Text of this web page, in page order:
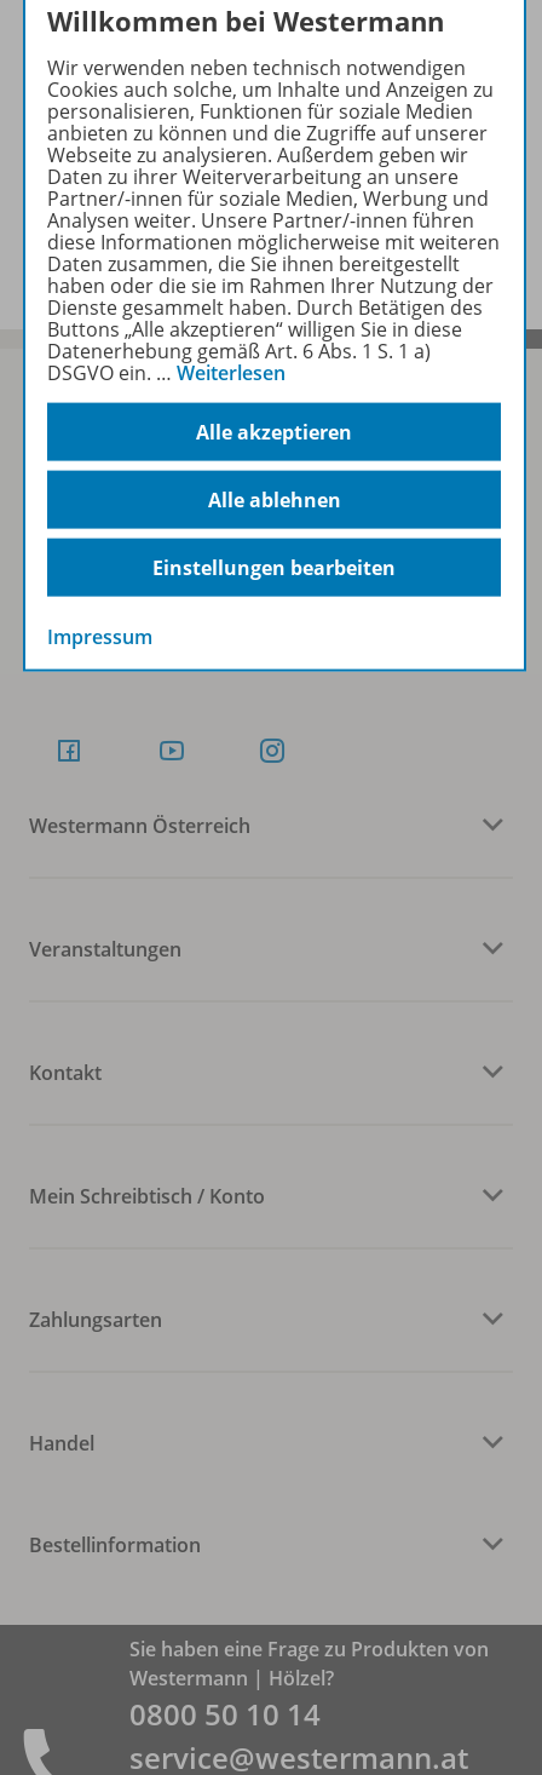
Produktinformationen
Beschreibung
Zugehörige Produkte
Zum Newsletter anmelden
Folgen Sie uns auf Social Media
Westermann Österreich
Veranstaltungen
Kontakt
Mein Schreibtisch / Konto
Zahlungsarten
Handel
Bestellinformation
Sie haben eine Frage zu Produkten von
Westermann | Hölzel?
0800 50 10 14
service@westermann.at
Willkommen bei Westermann
Wir verwenden neben technisch notwendigen
Cookies auch solche, um Inhalte und Anzeigen zu
personalisieren, Funktionen für soziale Medien
anbieten zu können und die Zugriffe auf unserer
Webseite zu analysieren. Außerdem geben wir
Daten zu ihrer Weiterverarbeitung an unsere
Partner/-innen für soziale Medien, Werbung und
Analysen weiter. Unsere Partner/-innen führen
diese Informationen möglicherweise mit weiteren
Daten zusammen, die Sie ihnen bereitgestellt
haben oder die sie im Rahmen Ihrer Nutzung der
Dienste gesammelt haben. Durch Betätigen des
Buttons „Alle akzeptieren“ willigen Sie in diese
Datenerhebung gemäß Art. 6 Abs. 1 S. 1 a)
DSGVO ein. … Weiterlesen
Alle akzeptieren
Alle ablehnen
Einstellungen bearbeiten
Impressum